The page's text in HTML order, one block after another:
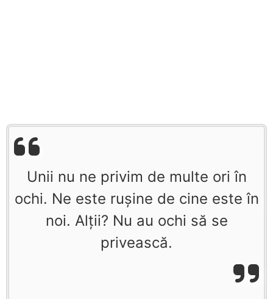
Unii nu ne privim de multe ori în
ochi. Ne este ruşine de cine este în
noi. Alţii? Nu au ochi să se
privească.